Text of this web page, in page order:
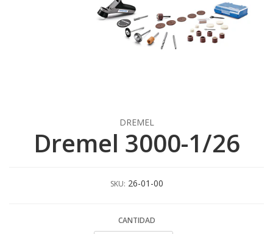
DREMEL
Dremel 3000-1/26
SKU: 26-01-00
CANTIDAD